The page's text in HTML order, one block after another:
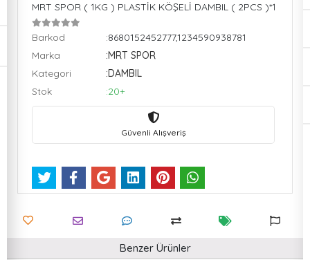
MRT SPOR ( 1KG ) PLASTİK KÖŞELİ DAMBIL ( 2PCS )*1
Barkod
:8680152452777,1234590938781
Marka
:MRT SPOR
Kategori
:DAMBIL
Stok
:20+
Güvenli Alışveriş
Benzer Ürünler